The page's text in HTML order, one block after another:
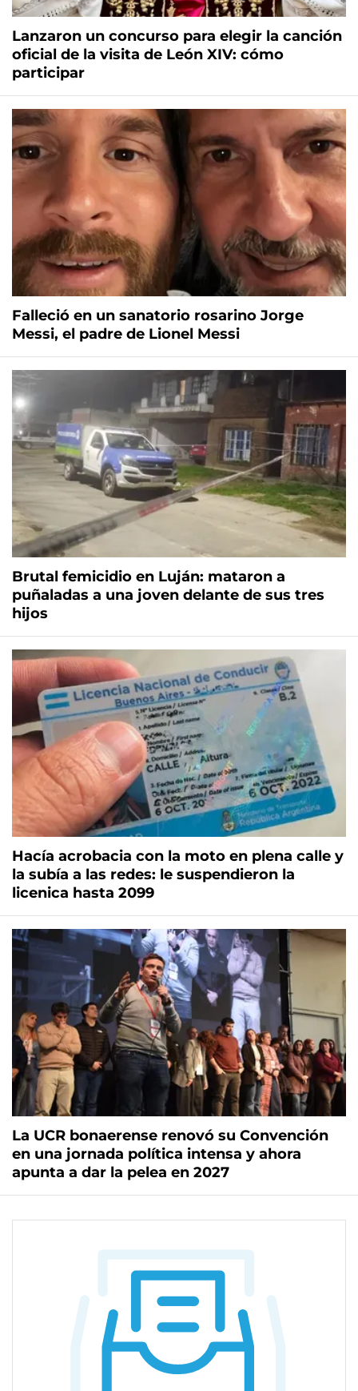
Lanzaron un concurso para elegir la canción
oficial de la visita de León XIV: cómo
participar
Falleció en un sanatorio rosarino Jorge
Messi, el padre de Lionel Messi
Brutal femicidio en Luján: mataron a
puñaladas a una joven delante de sus tres
hijos
Hacía acrobacia con la moto en plena calle y
la subía a las redes: le suspendieron la
licenica hasta 2099
La UCR bonaerense renovó su Convención
en una jornada política intensa y ahora
apunta a dar la pelea en 2027